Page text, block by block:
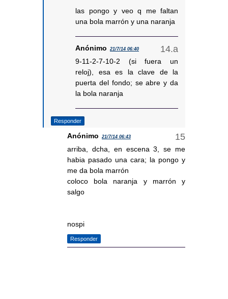
las pongo y veo q me faltan
una bola marrón y una naranja
Anónimo 21/7/14 06:40
9-11-2-7-10-2 (si fuera un
reloj), esa es la clave de la
puerta del fondo; se abre y da
la bola naranja
Responder
Anónimo 21/7/14 06:43
arriba, dcha, en escena 3, se me
habia pasado una cara; la pongo y
me da bola marrón
coloco bola naranja y marrón y
salgo
nospi
Responder